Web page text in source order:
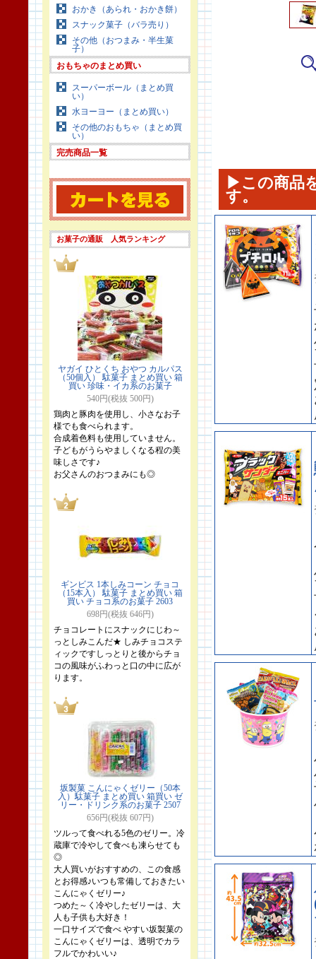
おかき（あられ・おかき餅）
スナック菓子（バラ売り）
その他（おつまみ・半生菓
子）
おもちゃのまとめ買い
スーパーボール（まとめ買
い）
水ヨーヨー（まとめ買い）
その他のおもちゃ（まとめ買
い）
完売商品一覧
お菓子の通販 人気ランキング
ヤガイ ひとくち おやつ カルパス
（50個入） 駄菓子 まとめ買い 箱
買い 珍味・イカ系のお菓子
540円(税抜 500円)
鶏肉と豚肉を使用し、小さなお子
様でも食べられます。
合成着色料も使用していません。
子どもがうらやましくなる程の美
味しさです♪
お父さんのおつまみにも◎
ギンビス 1本しみコーン チョコ
（15本入） 駄菓子 まとめ買い 箱
買い チョコ系のお菓子 2603
698円(税抜 646円)
チョコレートにスナックにじわ～
っとしみこんだ★ しみチョコステ
ィックですしっとりと後からチョ
コの風味がふわっと口の中に広が
ります。
坂製菓 こんにゃくゼリー（50本
入）駄菓子 まとめ買い 箱買い ゼ
リー・ドリンク系のお菓子 2507
656円(税抜 607円)
ツルって食べれる5色のゼリー。冷
蔵庫で冷やして食べも凍らせても
◎
大人買いがおすすめの、この食感
とお得感♪いつも常備しておきたい
こんにゃくゼリー♪
つめた～く冷やしたゼリーは、大
人も子供も大好き！
一口サイズで食べ やすい坂製菓の
こんにゃくゼリーは、透明でカラ
フルでかわいい♪
▶この商品
す。